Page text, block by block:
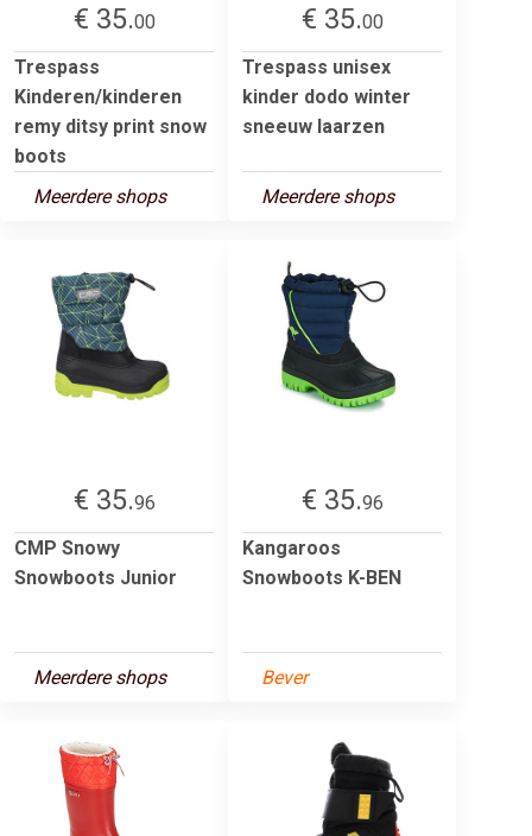
€ 35.00
Trespass
Kinderen/kinderen
remy ditsy print snow
boots
Meerdere shops
€ 35.00
Trespass unisex
kinder dodo winter
sneeuw laarzen
Meerdere shops
€ 35.96
CMP Snowy
Snowboots Junior
Meerdere shops
€ 35.96
Kangaroos
Snowboots K-BEN
Bever